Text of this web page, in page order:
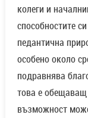
колеги и
способностите
педантична
особено около
подравнява
това е обещаващ
възможност